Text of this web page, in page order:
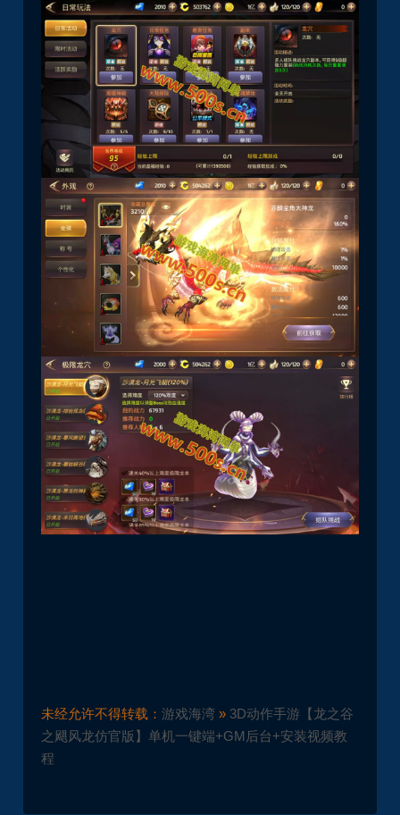
未经允许不得转载：游戏海湾 » 3D动作手游【龙之谷
之飓风龙仿官版】单机一键端+GM后台+安装视频教
程